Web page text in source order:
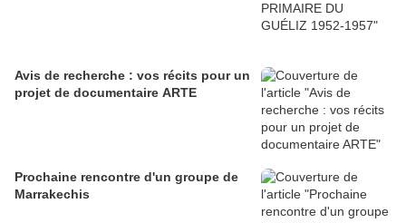
Avis de recherche : vos récits pour un
projet de documentaire ARTE
Prochaine rencontre d'un groupe de
Marrakechis